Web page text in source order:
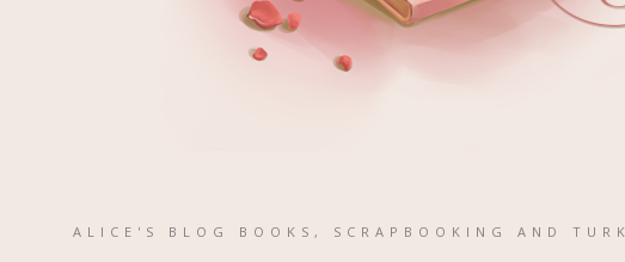
ALICE'S BLOG BOOKS, SCRAPBOOKING AND